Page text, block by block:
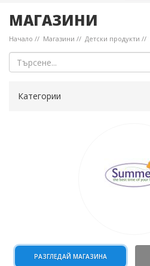
МАГАЗИНИ
Начало Магазини Детски продукти
Категории
РАЗГЛЕДАЙ МАГАЗИНА